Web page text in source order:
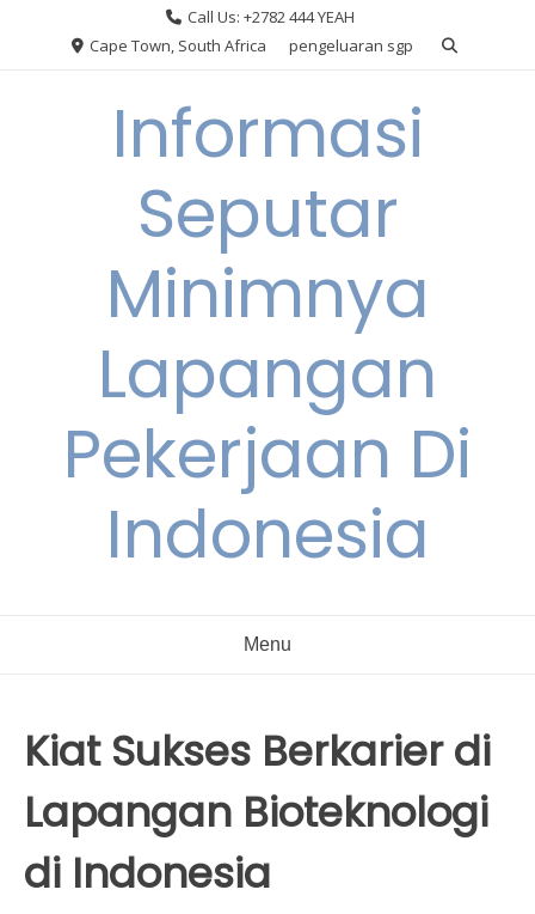
Call Us: +2782 444 YEAH
Cape Town, South Africa
pengeluaran sgp
Informasi
Seputar
Minimnya
Lapangan
Pekerjaan Di
Indonesia
Menu
Kiat Sukses Berkarier di
Lapangan Bioteknologi
di Indonesia